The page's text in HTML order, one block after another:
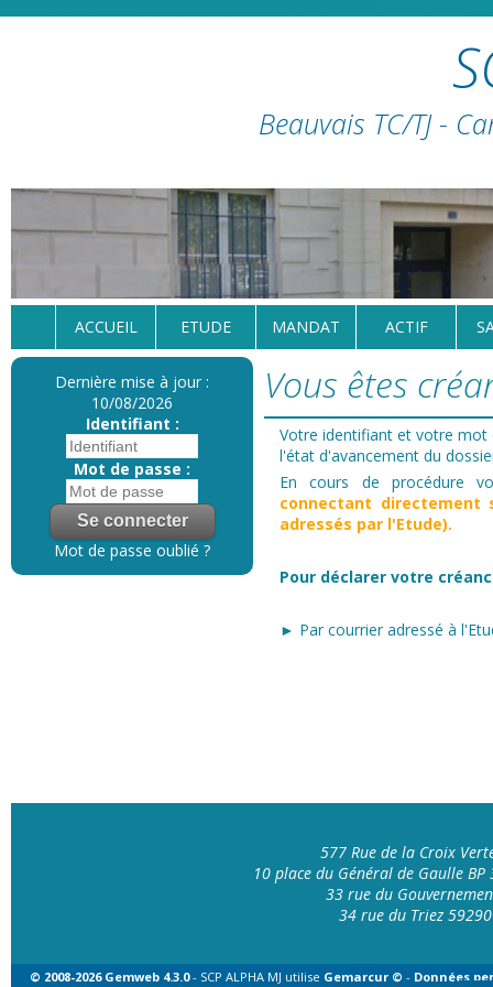
Beauvais TC/TJ -
ACCUEIL ETUDE MANDAT ACTIF
Dernière mise à jour :
10/08/2026
Identifiant :
Mot de passe :
Mot de passe oublié ?
Vous êtes
Votre identifiant et votre mot
l'état d'avancement du
En cours de procédure
connectant
adressés par l'Etude).
Pour déclarer votre
► Par courrier adressé à
577 Rue de la Croix
10 place du Général de Gaulle BP
33 rue du
34 rue du Triez 59290
© 2008-2026 Gemweb 4.3.0- SCP ALPHA MJ utilise Gemarcur © - Données